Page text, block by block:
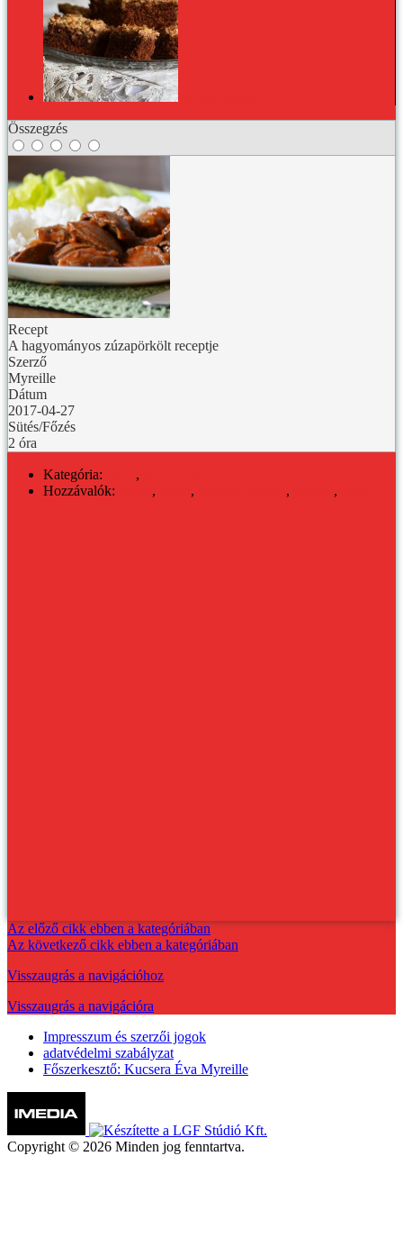
Összegzés
Recept
A hagyományos zúzapörkölt receptje
Szerző
Myreille
Dátum
2017-04-27
Sütés/Főzés
2 óra
Kategória: ,
Hozzávalók:
, , , ,
Az előző cikk ebben a kategóriában
Az következő cikk ebben a kategóriában
Visszaugrás a navigációhoz
Visszaugrás a navigációra
Impresszum és szerzői jogok
adatvédelmi szabályzat
Főszerkesztő: Kucsera Éva Myreille
Copyright © 2026 Minden jog fenntartva.